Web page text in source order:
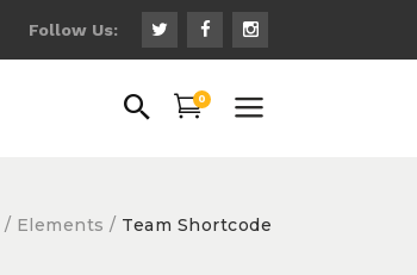
Follow Us:
0
/ Elements / Team Shortcode